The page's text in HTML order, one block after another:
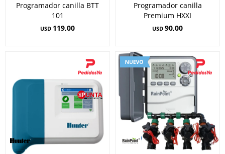
Programador canilla BTT
101
USD 119,00
Programador canilla
Premium HXXI
USD 90,00